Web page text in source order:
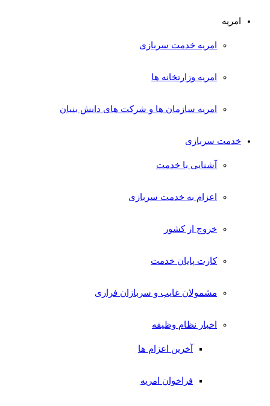
امریه
امریه خدمت سربازی
امریه وزارتخانه ها
امریه سازمان ها و شرکت های دانش بنیان
خدمت سربازی
آشنایی با خدمت
اعزام به خدمت سربازی
خروج از کشور
کارت پایان خدمت
مشمولان غایب و سربازان فراری
اخبار نظام وظیفه
آخرین اعزام ها
فراخوان امریه